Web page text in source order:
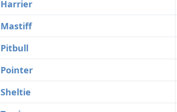
Harrier
Mastiff
Pitbull
Pointer
Sheltie